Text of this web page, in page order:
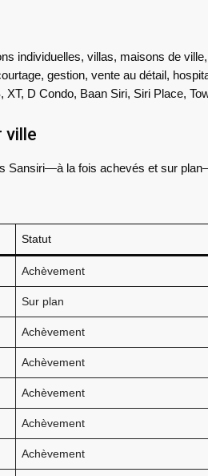
individuelles, villas, maisons de
gestion, vente au détail,
XT, D Condo, Baan Siri, Siri Place,
ville
Sansiri—à la fois achevés et sur
Statut
Achèvement
Sur plan
Achèvement
Achèvement
Achèvement
Achèvement
Achèvement